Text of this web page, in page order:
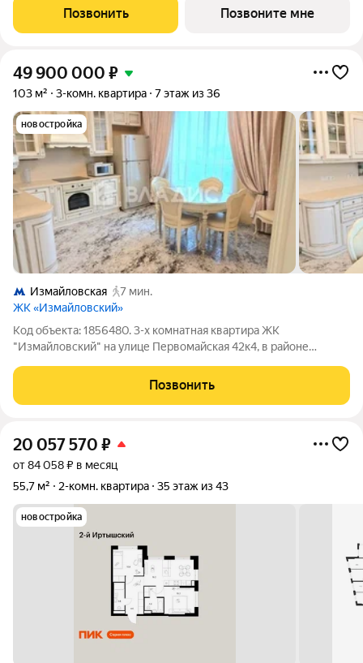
Просторная 2-комнатная квартира. Общая площадь - 70.4 м2 на
5 этаже, без отделки.
Позвонить Позвоните мне
49 900 000 ₽
103 м² 3-комн. квартира 7 этаж из 36
новостройка
Измайловская
7 мин.
ЖК «Измайловский»
Код объекта: 1856480. 3-х комнатная квартира ЖК
"Измайловский" на улице Первомайская 42к4, в районе
угловая гостиная 16,5 кв.м. Две спальни 20 кв.м. Санузел
раздельный. Дубовый паркет в комнатах.
Позвонить
20 057 570 ₽
от 84 058 ₽ в месяц
55,7 м²
2-комн. квартира 35 этаж из 43
новостройка